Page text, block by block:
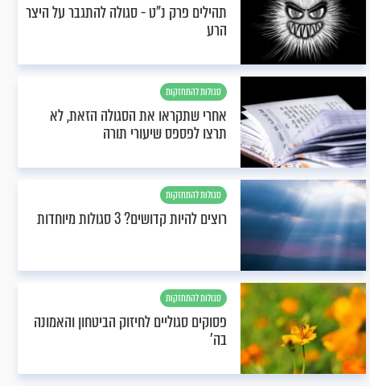
תהילים פרק נ"ט - סגולה להתגבר על היצר
הרע
סגולות להתחזקות
אחרי שתקראו את הסגולה הזאת, לא
תרצו לפספס שיעורי תורה
סגולות להתחזקות
רוצים להיות קדושים? 3 סגולות מיוחדות
סגולות להתחזקות
פסוקים סגוליים לחיזוק הביטחון והאמונה
בה'